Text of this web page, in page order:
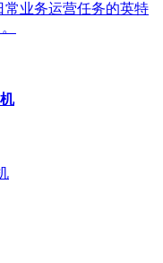
业务运营任务的英特